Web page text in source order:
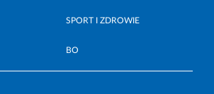
SPORT I ZDROWIE
BO